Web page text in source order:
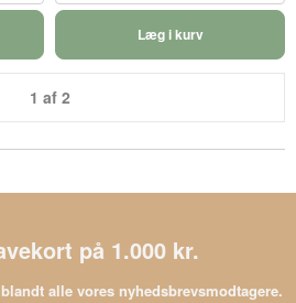
Læg i kurv
1 af 2
på 1.000 kr.
alle vores nyhedsbrevsmodtagere.